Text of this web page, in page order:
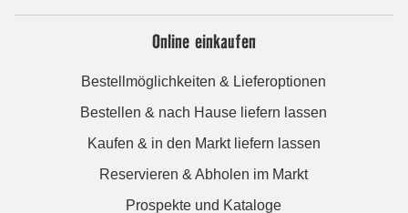
Online einkaufen
Bestellmöglichkeiten & Lieferoptionen
Bestellen & nach Hause liefern lassen
Kaufen & in den Markt liefern lassen
Reservieren & Abholen im Markt
Prospekte und Kataloge